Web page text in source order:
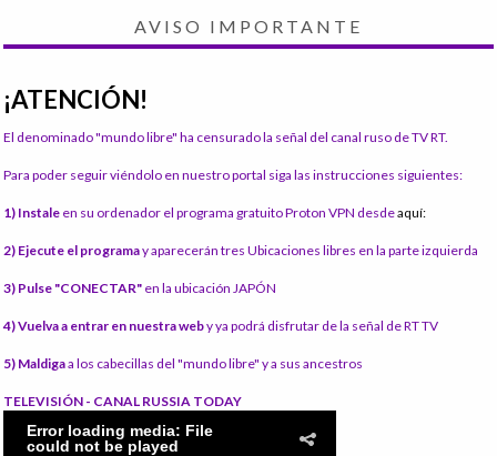
AVISO IMPORTANTE
¡ATENCIÓN!
El denominado "mundo libre" ha censurado la señal del canal ruso de TV RT.
Para poder seguir viéndolo en nuestro portal siga las instrucciones siguientes:
1) Instale en su ordenador el programa gratuito Proton VPN desdeaquí:
2) Ejecute el programay aparecerán tres Ubicaciones libres en la parte izquierda
3) Pulse "CONECTAR" en la ubicación JAPÓN
4) Vuelva a entrar en nuestra weby ya podrá disfrutar de la señal de RT TV
5) Maldigaa los cabecillas del "mundo libre" y a sus ancestros
TELEVISIÓN - CANAL RUSSIA TODAY